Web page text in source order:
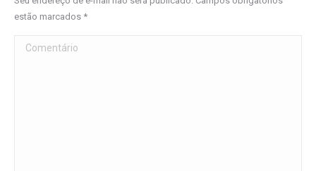
estão marcados *
Comentário